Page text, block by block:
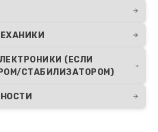
(ЕСЛИ
СТАБИЛИЗАТОРОМ)